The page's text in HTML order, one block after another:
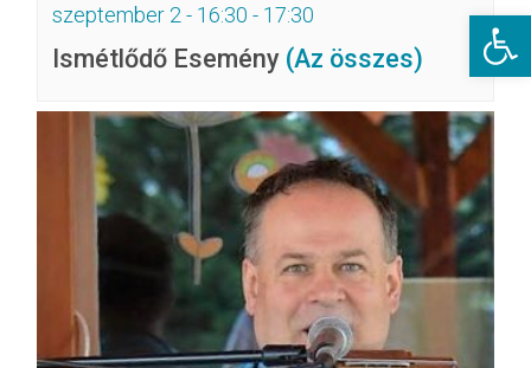
szeptember 2 - 16:30 - 17:30
Ismétlődő Esemény (Az összes)